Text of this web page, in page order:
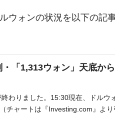
ウォンの状況を以下の記
・「1,313ウォン」天底か
わりました。15:30現在、ドルウ
チャートは『Investing.com』より